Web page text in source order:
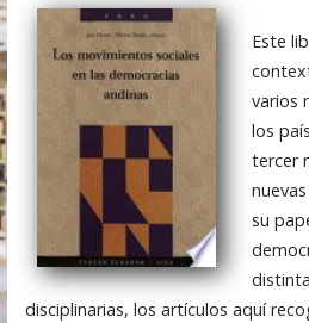
d
o
Este
varios
los
tercer
su
disciplinarias, los artículos aquí